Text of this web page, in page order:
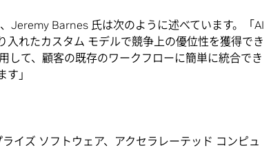
Jeremy Barnes 氏は次のように述べています。「AI
れたカスタム モデルで競争上の優位性を獲得でき
して、顧客の既存のワークフローに簡単に統合でき
」
イズ ソフトウェア、アクセラレーテッド コンピュ